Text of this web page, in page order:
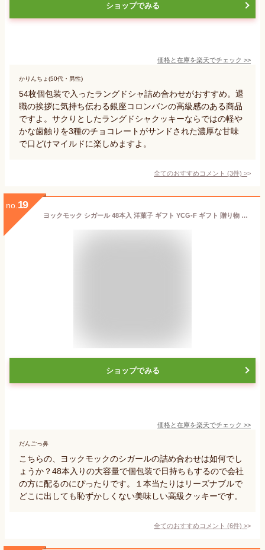
ショップでみる
価格と在庫を楽天でチェック >>
かりんちょ(50代・男性)
54枚個包装で入ったラングドシャ詰め合わせがおすすめ。退
職の挨拶に気持ち伝わる銀座コロンバンの高級感のある商品
ですよ。サクりとしたラングドシャクッキーならではの軽や
かな歯触りを3種のチョコレートがサンドされた濃厚な甘味
で口どけマイルドに楽しめますよ。
全てのおすすめコメント (3件) >
no. 19
ヨックモック シガール 48本入 洋菓子 ギフト YCG-F ギフト 贈り物 クッキー 洋菓子 個包装 クッキー 洋菓子 内祝 御祝 御礼 プレゼント 手土産
ショップでみる
価格と在庫を楽天でチェック >>
だんごっ鼻
こちらの、ヨックモックのシガールの詰め合わせは如何でし
ょうか？48本入りの大容量で個包装で日持ちもするので会社
の方に配るのにぴったりです。１本当たりはリーズナブルで
どこに出しても恥ずかしくない美味しい高級クッキーです。
全てのおすすめコメント (6件) >